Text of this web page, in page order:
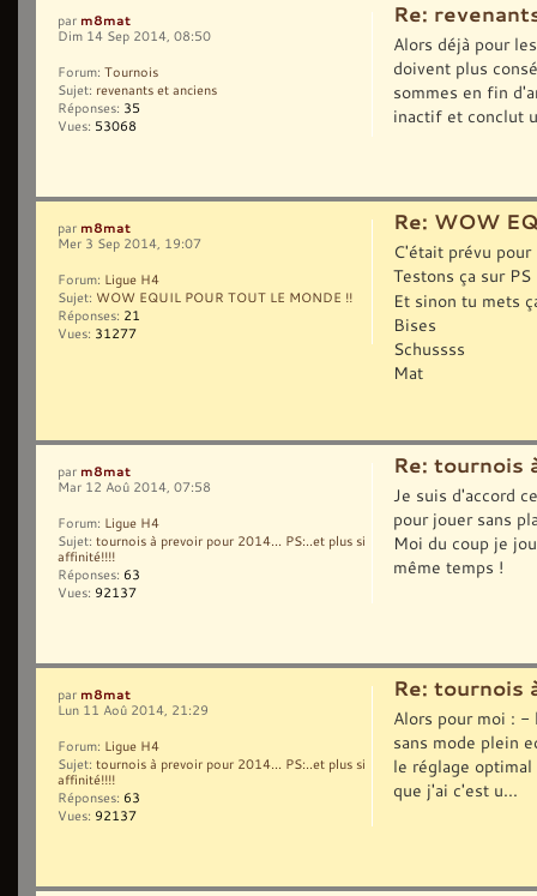
Re:
Alors déjà pour
doivent plus
sommes en fin
inactif et conclut
par m8mat
Dim 14 Sep 2014, 08:50
Forum: Tournois
Sujet: revenants et anciens
Réponses: 35
Vues: 53068
Re: WOW
C'était prévu
Testons ça sur
Et sinon tu mets
Bises
Schussss
Mat
par m8mat
Mer 3 Sep 2014, 19:07
Forum: Ligue H4
Sujet: WOW EQUIL POUR TOUT LE MONDE !!
Réponses: 21
Vues: 31277
Re: tournois
Je suis d'accord
pour jouer sans
Moi du coup je
même temps !
par m8mat
Mar 12 Aoû 2014, 07:58
Forum: Ligue H4
Sujet: tournois à prevoir pour 2014... PS:..et plus si
affinité!!!!
Réponses: 63
Vues: 92137
Re: tournois
Alors pour moi :
sans mode plein
le réglage
que j'ai c'est u...
par m8mat
Lun 11 Aoû 2014, 21:29
Forum: Ligue H4
Sujet: tournois à prevoir pour 2014... PS:..et plus si
affinité!!!!
Réponses: 63
Vues: 92137